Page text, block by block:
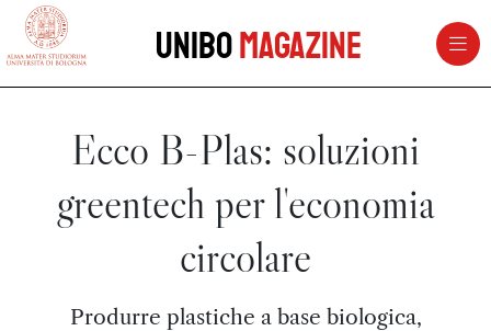
vai al contenuto della pagina
UniboMagazine
Ecco B-Plas: soluzioni
greentech per l'economia
circolare
Produrre plastiche a base biologica,